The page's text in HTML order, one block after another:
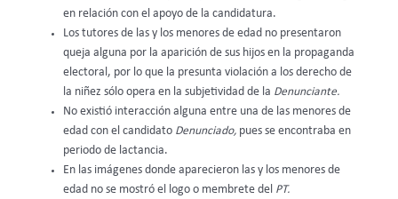
en relación con el apoyo de la candidatura.
Los tutores de las y los menores de edad no presentaron
queja alguna por la aparición de sus hijos en la propaganda
electoral, por lo que la presunta violación a los derecho de
la niñez sólo opera en la subjetividad de la Denunciante.
No existió interacción alguna entre una de las menores de
edad con el candidato Denunciado, pues se encontraba en
periodo de lactancia.
En las imágenes donde aparecieron las y los menores de
edad no se mostró el logo o membrete del PT.